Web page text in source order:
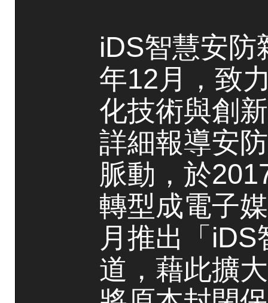
iDS智慧安防
年12月，致
化技術與創
詳細報導安
脈動，於
轉型成電子
月推出「
道，藉此擴